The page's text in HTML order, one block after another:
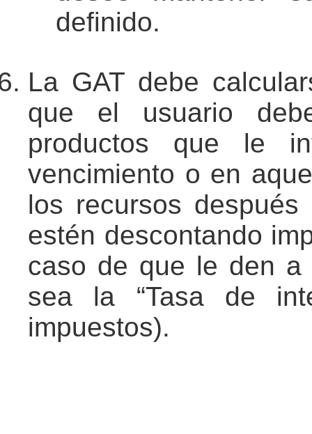
definido.
La GAT debe
que el usuario
productos que le
vencimiento o en
los recursos
estén descontando
caso de que le den a
sea la “Tasa de
impuestos).